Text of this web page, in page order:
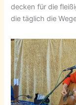
decken für die
die täglich die